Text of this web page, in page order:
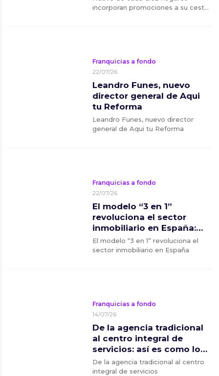
verano
incorporan promociones a su cesta
Franquicias a fondo
22/07/26
Leandro Funes, nuevo
director general de Aqui
tu Reforma
Leandro Funes, nuevo director
general de Aqui tu Reforma
Franquicias a fondo
22/07/26
El modelo “3 en 1”
revoluciona el sector
inmobiliario en España:
inmobiliaria, finanzas y
multiservicios en una sola
El modelo “3 en 1” revoluciona el
sector inmobiliario en España
Franquicias a fondo
14/07/26
De la agencia tradicional
al centro integral de
servicios: así es como los
nuevos franquiciados
están duplicando sus
De la agencia tradicional al centro
integral de servicios